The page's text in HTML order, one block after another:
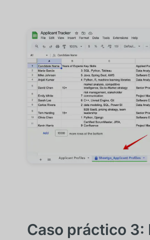
Caso práctico 3: